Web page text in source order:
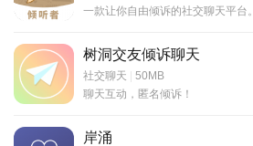
一款让你自由倾诉的社交聊天平台。
树洞交友倾诉聊天
社交聊天 | 50MB
聊天互动，匿名倾诉！
岸涌